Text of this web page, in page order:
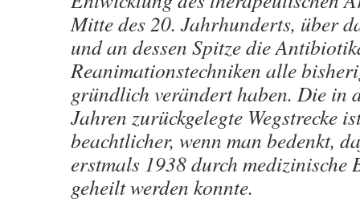
Mitte des 20. Jahrhunderts, über
und an dessen Spitze die
Reanimationstechniken alle
gründlich verändert haben. Die in
Jahren zurückgelegte Wegstrecke
beachtlicher, wenn man bedenkt,
erstmals 1938 durch medizinische
geheilt werden konnte.